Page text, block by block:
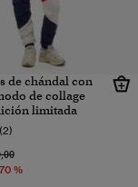
de chándal con
de collage
limitada
(2)
rebajado de
a
%